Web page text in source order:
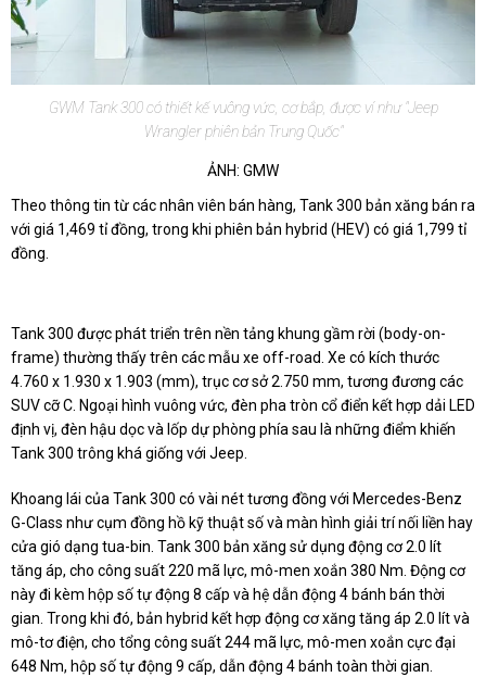
GWM Tank 300 có thiết kế vuông vức, cơ bắp, được ví như "Jeep
Wrangler phiên bản Trung Quốc"
ẢNH: GMW
Theo thông tin từ các nhân viên bán hàng, Tank 300 bản xăng bán ra
với giá 1,469 tỉ đồng, trong khi phiên bản hybrid (HEV) có giá 1,799 tỉ
đồng.
Tank 300 được phát triển trên nền tảng khung gầm rời (body-on-
frame) thường thấy trên các mẫu xe off-road. Xe có kích thước
4.760 x 1.930 x 1.903 (mm), trục cơ sở 2.750 mm, tương đương các
SUV cỡ C. Ngoại hình vuông vức, đèn pha tròn cổ điển kết hợp dải LED
định vị, đèn hậu dọc và lốp dự phòng phía sau là những điểm khiến
Tank 300 trông khá giống với Jeep.
Khoang lái của Tank 300 có vài nét tương đồng với Mercedes-Benz
G-Class như cụm đồng hồ kỹ thuật số và màn hình giải trí nối liền hay
cửa gió dạng tua-bin. Tank 300 bản xăng sử dụng động cơ 2.0 lít
tăng áp, cho công suất 220 mã lực, mô-men xoắn 380 Nm. Động cơ
này đi kèm hộp số tự động 8 cấp và hệ dẫn động 4 bánh bán thời
gian. Trong khi đó, bản hybrid kết hợp động cơ xăng tăng áp 2.0 lít và
mô-tơ điện, cho tổng công suất 244 mã lực, mô-men xoắn cực đại
648 Nm, hộp số tự động 9 cấp, dẫn động 4 bánh toàn thời gian.